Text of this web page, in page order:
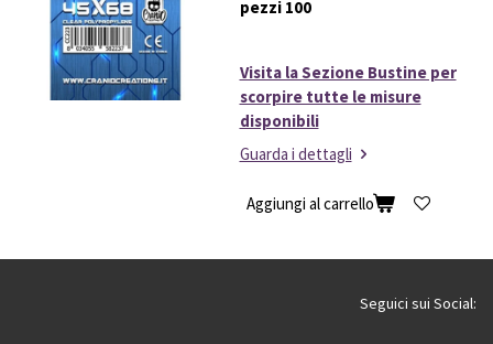
pezzi 100
Visita la Sezione Bustine per
scorpire tutte le misure
disponibili
Guarda i dettagli
Aggiungi al carrello
Seguici sui Social: